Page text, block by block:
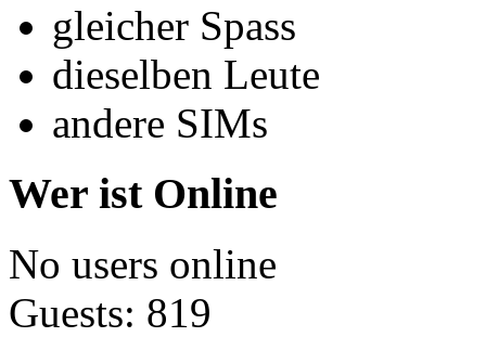
gleicher Spass
dieselben Leute
andere SIMs
Wer ist Online
No users online
Guests: 819